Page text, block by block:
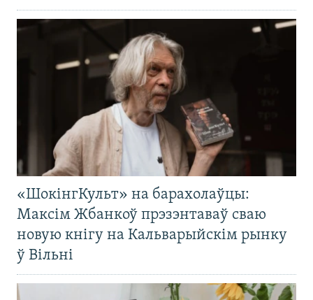
«ШокінгКульт» на барахолаўцы:
Максім Жбанкоў прэзэнтаваў сваю
новую кнігу на Кальварыйскім рынку
ў Вільні